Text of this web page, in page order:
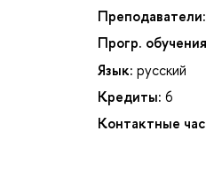
Преподаватели:
Прогр.
Язык: русский
Кредиты: 6
Контактные